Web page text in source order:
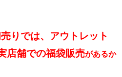
りでは、アウトレット
店舗での福袋販売があるか